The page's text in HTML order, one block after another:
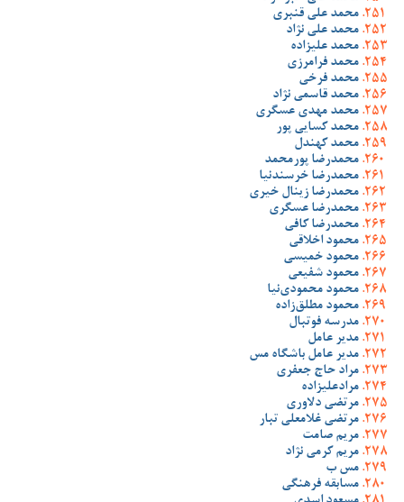
محمد علی قنبری
محمد علی نژاد
محمد علیزاده
محمد فرامرزی
محمد فرخی
محمد قاسمی نژاد
محمد مهدی عسگری
محمد کسایی پور
محمد کهندل
محمدرضا پورمحمد
محمدرضا خرسندنیا
محمدرضا زینال خیری
محمدرضا عسگری
محمدرضا کافی
محمود اخلاقی
محمود خمیسی
محمود شفیعی
محمود محمودی‌نیا
محمود مطلق‌زاده
مدرسه فوتبال
مدیر عامل
مدیر عامل باشگاه مس
مراد حاج جعفری
مرادعلیزاده
مرتضی دلاوری
مرتضی غلامعلی تبار
مریم صامت
مریم کرمی نژاد
مس ب
مسابقه فرهنگی